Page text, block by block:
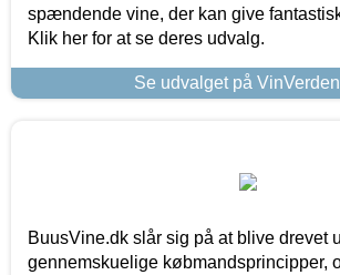
spændende vine, der kan give
Klik her for at se deres udvalg.
Se udvalget på
BuusVine.dk slår sig på at blive drevet
gennemskuelige købmandsprincipper,